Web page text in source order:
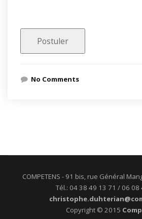
No Comments
COMPETENS - 91 bis, rue Général
Tél.: 04 38 49 13 71 / 06 08
Copyright © 2015